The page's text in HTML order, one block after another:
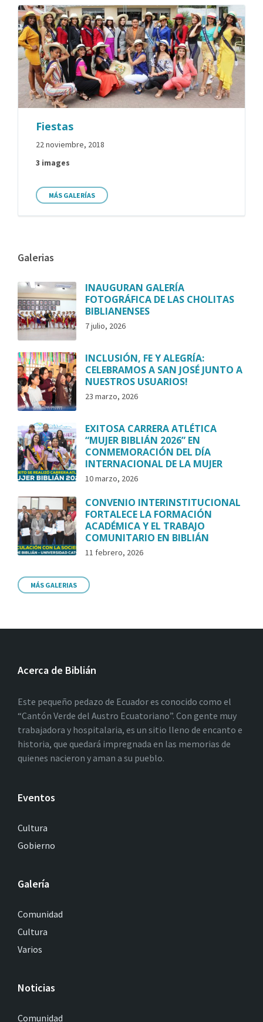
Fiestas
22 noviembre, 2018
3 images
MÁS GALERÍAS
Galerias
INAUGURAN GALERÍA
FOTOGRÁFICA DE LAS CHOLITAS
BIBLIANENSES
7 julio, 2026
INCLUSIÓN, FE Y ALEGRÍA:
CELEBRAMOS A SAN JOSÉ JUNTO A
NUESTROS USUARIOS!
23 marzo, 2026
EXITOSA CARRERA ATLÉTICA
“MUJER BIBLIÁN 2026” EN
CONMEMORACIÓN DEL DÍA
INTERNACIONAL DE LA MUJER
10 marzo, 2026
CONVENIO INTERINSTITUCIONAL
FORTALECE LA FORMACIÓN
ACADÉMICA Y EL TRABAJO
COMUNITARIO EN BIBLIÁN
11 febrero, 2026
MÁS GALERIAS
Acerca de Biblián
Este pequeño pedazo de Ecuador es conocido como el
“Cantón Verde del Austro Ecuatoriano”. Con gente muy
trabajadora y hospitalaria, es un sitio lleno de encanto e
historia, que quedará impregnada en las memorias de
quienes nacieron y aman a su pueblo.
Eventos
Cultura
Gobierno
Galería
Comunidad
Cultura
Varios
Noticias
Comunidad